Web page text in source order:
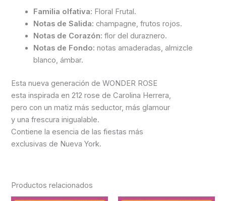
Familia olfativa: Floral Frutal.
Notas de Salida: champagne, frutos rojos.
Notas de Corazón: flor del duraznero.
Notas de Fondo: notas amaderadas, almizcle
blanco, ámbar.
Esta nueva generación de WONDER ROSE
esta inspirada en 212 rose de Carolina Herrera,
pero con un matiz más seductor, más glamour
y una frescura inigualable.
Contiene la esencia de las fiestas más
exclusivas de Nueva York.
Productos relacionados